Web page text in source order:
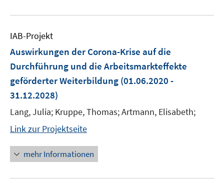
IAB-Projekt
Auswirkungen der Corona-Krise auf die
Durchführung und die Arbeitsmarkteffekte
geförderter Weiterbildung (01.06.2020 -
31.12.2028)
Lang, Julia; Kruppe, Thomas; Artmann, Elisabeth;
Link zur Projektseite
mehr Informationen